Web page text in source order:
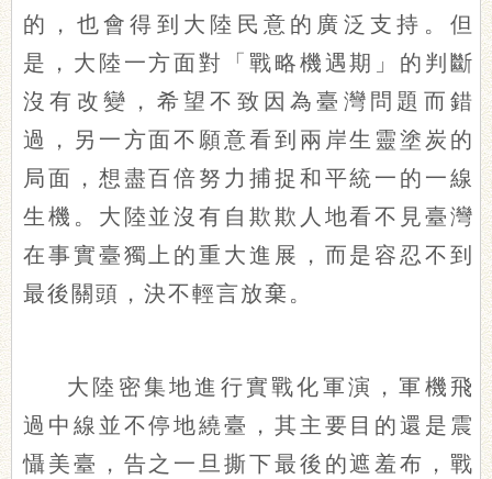
的，也會得到大陸民意的廣泛支持。但
是，大陸一方面對「戰略機遇期」的判斷
沒有改變，希望不致因為臺灣問題而錯
過，另一方面不願意看到兩岸生靈塗炭的
局面，想盡百倍努力捕捉和平統一的一線
生機。大陸並沒有自欺欺人地看不見臺灣
在事實臺獨上的重大進展，而是容忍不到
最後關頭，決不輕言放棄。
大陸密集地進行實戰化軍演，軍機飛
過中線並不停地繞臺，其主要目的還是震
懾美臺，告之一旦撕下最後的遮羞布，戰